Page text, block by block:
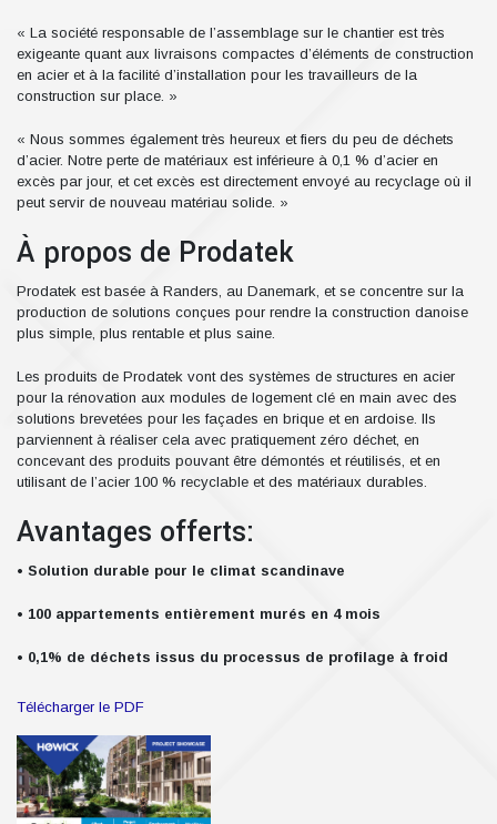
« La société responsable de l’assemblage sur le chantier est très
exigeante quant aux livraisons compactes d’éléments de construction
en acier et à la facilité d’installation pour les travailleurs de la
construction sur place. »
« Nous sommes également très heureux et fiers du peu de déchets
d’acier. Notre perte de matériaux est inférieure à 0,1 % d’acier en
excès par jour, et cet excès est directement envoyé au recyclage où il
peut servir de nouveau matériau solide. »
À propos de Prodatek
Prodatek est basée à Randers, au Danemark, et se concentre sur la
production de solutions conçues pour rendre la construction danoise
plus simple, plus rentable et plus saine.
Les produits de Prodatek vont des systèmes de structures en acier
pour la rénovation aux modules de logement clé en main avec des
solutions brevetées pour les façades en brique et en ardoise. Ils
parviennent à réaliser cela avec pratiquement zéro déchet, en
concevant des produits pouvant être démontés et réutilisés, et en
utilisant de l’acier 100 % recyclable et des matériaux durables.
Avantages offerts:
• Solution durable pour le climat scandinave
• 100 appartements entièrement murés en 4 mois
• 0,1% de déchets issus du processus de profilage à froid
Télécharger le PDF